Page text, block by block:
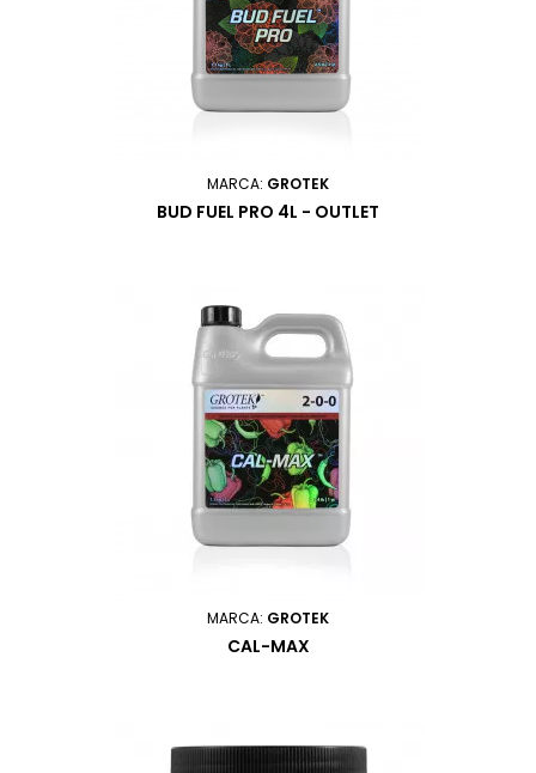
MARCA: GROTEK
BUD FUEL PRO 4L - OUTLET
MARCA: GROTEK
CAL-MAX